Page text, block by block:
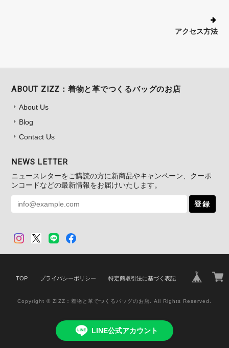
アクセス方法
ABOUT ZIZZ：着物と革でつくるバッグのお店
About Us
Blog
Contact Us
NEWS LETTER
ニュースレターをご購読の方に新商品やキャンペーン、クーポ
ンコードなどの最新情報をお届けいたします。
登録
TOP プライバシーポリシー 特定商取引法に基づく表記
Copyright © ZIZZ：着物と革でつくるバッグのお店. All Rights Reserved.
LINE公式アカウント